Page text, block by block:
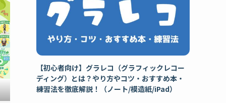
【初心者向け】グラレコ（グラフィックレコー
ディング）とは？やり方やコツ・おすすめ本・
練習法を徹底解説！（ノート/模造紙/iPad）